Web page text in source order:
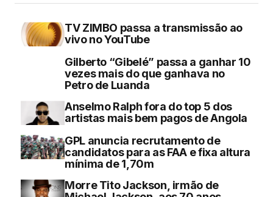
TV ZIMBO passa a transmissão ao
vivo no YouTube
Gilberto “Gibelé” passa a ganhar 10
vezes mais do que ganhava no
Petro de Luanda
Anselmo Ralph fora do top 5 dos
artistas mais bem pagos de Angola
GPL anuncia recrutamento de
candidatos para as FAA e fixa altura
mínima de 1,70m
Morre Tito Jackson, irmão de